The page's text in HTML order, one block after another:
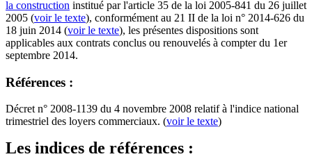
la construction institué par l'article 35 de la loi 2005-841 du 26 juillet
2005 (voir le texte), conformément au 21 II de la loi n° 2014-626 du
18 juin 2014 (voir le texte), les présentes dispositions sont
applicables aux contrats conclus ou renouvelés à compter du 1er
septembre 2014.
Références :
Décret n° 2008-1139 du 4 novembre 2008 relatif à l'indice national
trimestriel des loyers commerciaux. (voir le texte)
Les indices de références :